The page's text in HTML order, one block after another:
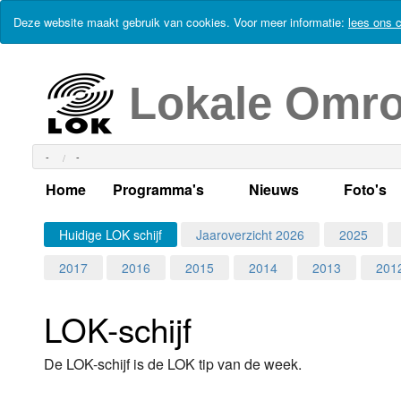
Deze website maakt gebruik van cookies. Voor meer informatie: lees ons
Lokale
- -
Home Programma's
Alle dagen
Weekschema
Alle programma's
Nieuws
Actueel Lokaal
LOK nieuws
Foto's
Huidige LOK schijf Jaaroverzicht 2026 2025
2017
2016 2015 2014 2013
LOK-schijf
De LOK-schijf is de LOK tip van de week.